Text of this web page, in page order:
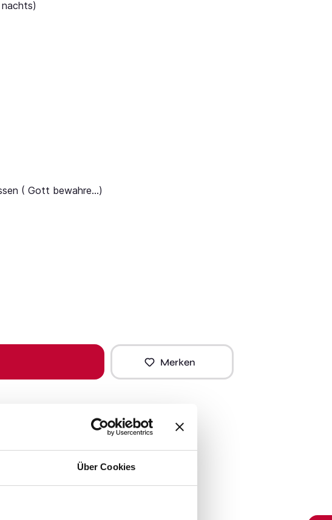
Über Cookies
( Gott bewahre...)
Merken